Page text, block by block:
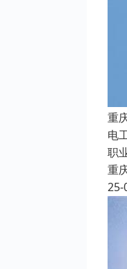
重
电
职
重
25-